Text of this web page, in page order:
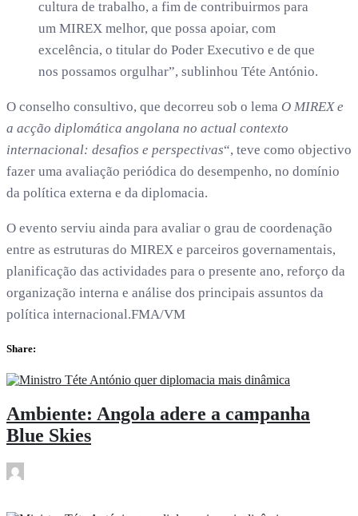
cultura de trabalho, a fim de contribuirmos para
um MIREX melhor, que possa apoiar, com
excelência, o titular do Poder Executivo e de que
nos possamos orgulhar”, sublinhou Téte António.
O conselho consultivo, que decorreu sob o lema O MIREX e
a acção diplomática angolana no actual contexto
internacional: desafios e perspectivas“, teve como objectivo
fazer uma avaliação periódica do desempenho, no domínio
da política externa e da diplomacia.
O evento serviu ainda para avaliar o grau de coordenação
entre as estruturas do MIREX e parceiros governamentais,
planificação das actividades para o presente ano, reforço da
organização interna e análise dos principais assuntos da
política internacional.FMA/VM
Share:
Ambiente: Angola adere a campanha
Blue Skies